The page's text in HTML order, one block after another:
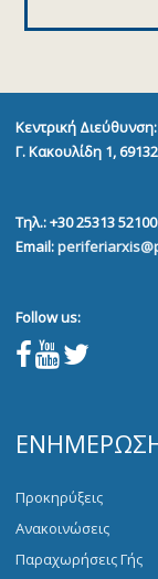
Κεντρική Διεύθυνση:
Γ. Κακουλίδη 1, 69132
Τηλ.: +30 25313 52100
Email:
Follow us:
Προκηρύξεις
Ανακοινώσεις
Παραχωρήσεις Γής